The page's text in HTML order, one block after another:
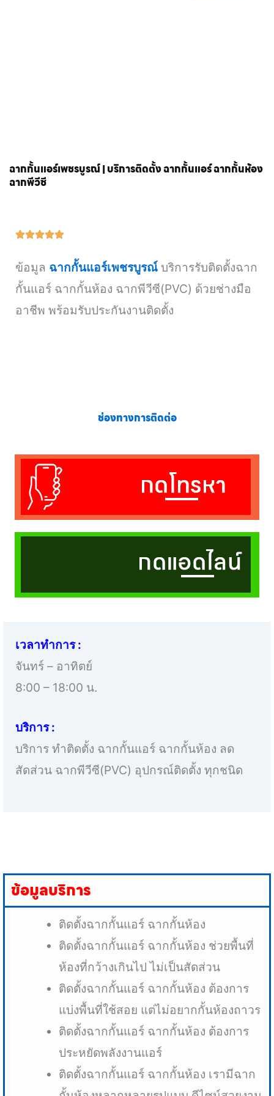
ฉากกั้นแอร์เพชรบูรณ์ | บริการติดตั้ง ฉากกั้นแอร์ ฉากกั้นห้อง
ฉากพีวีซี
ข้อมูล ฉากกั้นแอร์เพชรบูรณ์ บริการรับติดตั้งฉาก
กั้นแอร์ ฉากกั้นห้อง ฉากพีวีซี(PVC) ด้วยช่างมือ
อาชีพ พร้อมรับประกันงานติดตั้ง
ช่องทางการติดต่อ
เวลาทำการ :
จันทร์ – อาทิตย์
8:00 – 18:00 น.
บริการ :
บริการ ทำติดตั้ง ฉากกั้นแอร์ ฉากกั้นห้อง ลด
สัดส่วน ฉากพีวีซี(PVC) อุปกรณ์ติดตั้ง ทุกชนิด
ข้อมูลบริการ
ติดตั้งฉากกั้นแอร์ ฉากกั้นห้อง
ติดตั้งฉากกั้นแอร์ ฉากกั้นห้อง ช่วยพื้นที่
ห้องที่กว้างเกินไป ไม่เป็นสัดส่วน
ติดตั้งฉากกั้นแอร์ ฉากกั้นห้อง ต้องการ
แบ่งพื้นที่ใช้สอย แต่ไม่อยากกั้นห้องถาวร
ติดตั้งฉากกั้นแอร์ ฉากกั้นห้อง ต้องการ
ประหยัดพลังงานแอร์
ติดตั้งฉากกั้นแอร์ ฉากกั้นห้อง เรามีฉาก